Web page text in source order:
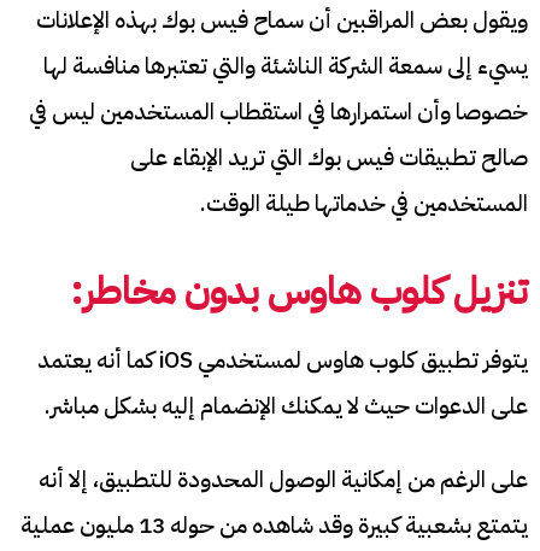
ويقول بعض المراقبين أن سماح فيس بوك بهذه الإعلانات
يسيء إلى سمعة الشركة الناشئة والتي تعتبرها منافسة لها
خصوصا وأن استمرارها في استقطاب المستخدمين ليس في
صالح تطبيقات فيس بوك التي تريد الإبقاء على
المستخدمين في خدماتها طيلة الوقت.
تنزيل كلوب هاوس بدون مخاطر:
يتوفر تطبيق كلوب هاوس لمستخدمي iOS كما أنه يعتمد
على الدعوات حيث لا يمكنك الإنضمام إليه بشكل مباشر.
على الرغم من إمكانية الوصول المحدودة للتطبيق، إلا أنه
يتمتع بشعبية كبيرة وقد شاهده من حوله 13 مليون عملية